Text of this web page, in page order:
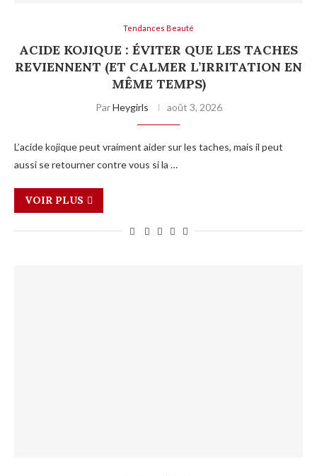
Tendances Beauté
ACIDE KOJIQUE : ÉVITER QUE LES TACHES
REVIENNENT (ET CALMER L’IRRITATION EN
MÊME TEMPS)
ParHeygirls août 3, 2026
L’acide kojique peut vraiment aider sur les taches, mais il peut
aussi se retourner contre vous si la …
VOIR PLUS